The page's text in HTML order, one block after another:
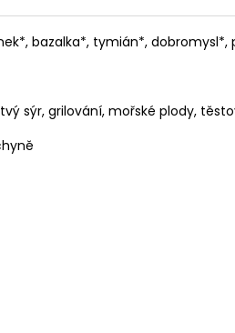
bazalka*, tymián*,
sýr, grilování, mořské plody,